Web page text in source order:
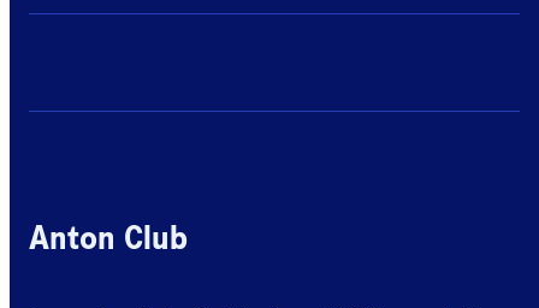
Anton Club